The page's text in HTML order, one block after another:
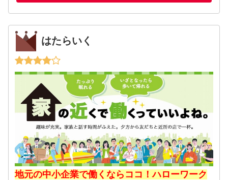
はたらいく
地元の中小企業で働くならココ！ハローワーク